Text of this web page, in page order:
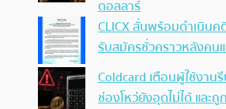
ดอลลาร์
CLICX ลั่นพร้อมดำเนิน
รับสมัครชั่วคราวหลังคน
Coldcard เตือนผู้ใช้งา
ช่องโหว่ยังอุดไม่ได้ และถู